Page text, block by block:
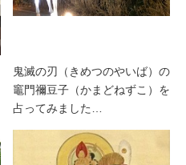
鬼滅の刃（きめつのやいば）の
竈門禰豆子（かまどねずこ）を
占ってみました…